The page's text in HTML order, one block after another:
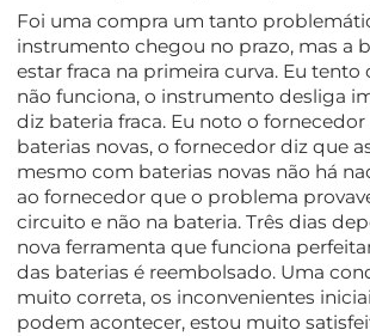
Foi uma compra um tanto
instrumento chegou no prazo, mas a
estar fraca na primeira curva. Eu tento
não funciona, o instrumento desliga
diz bateria fraca. Eu noto o
baterias novas, o fornecedor diz que
mesmo com baterias novas não há
ao fornecedor que o problema
circuito e não na bateria. Três dias
nova ferramenta que funciona
das baterias é reembolsado. Uma
muito correta, os inconvenientes
podem acontecer, estou muito